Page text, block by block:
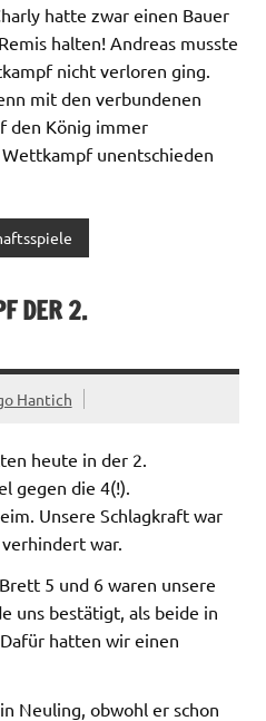
hatte zwar einen Bauer
halten! Andreas musste
nicht verloren ging.
mit den verbundenen
den König immer
unentschieden
DER 2.
Hantich
heute in der 2.
gegen die 4(!).
Unsere Schlagkraft war
war.
5 und 6 waren unsere
uns bestätigt, als beide in
hatten wir einen
Neuling, obwohl er schon